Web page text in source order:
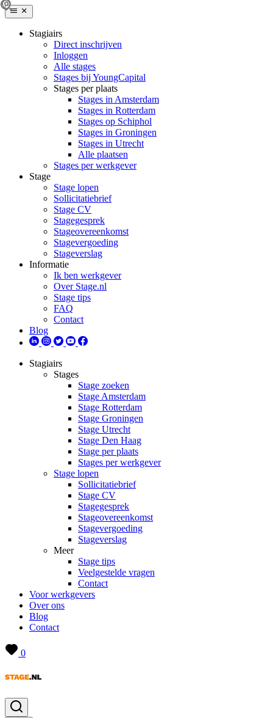
Stagiairs
Direct inschrijven
Inloggen
Alle stages
Stages bij YoungCapital
Stages per plaats
Stages in Amsterdam
Stages in Rotterdam
Stages op Schiphol
Stages in Groningen
Stages in Utrecht
Alle plaatsen
Stages per werkgever
Stage
Stage lopen
Sollicitatiebrief
Stage CV
Stagegesprek
Stageovereenkomst
Stagevergoeding
Stageverslag
Informatie
Ik ben werkgever
Over Stage.nl
Stage tips
FAQ
Contact
Blog
Stagiairs
Stages
Stage zoeken
Stage Amsterdam
Stage Rotterdam
Stage Groningen
Stage Utrecht
Stage Den Haag
Stage per plaats
Stages per werkgever
Stage lopen
Sollicitatiebrief
Stage CV
Stagegesprek
Stageovereenkomst
Stagevergoeding
Stageverslag
Meer
Stage tips
Veelgestelde vragen
Contact
Voor werkgevers
Over ons
Blog
Contact
0